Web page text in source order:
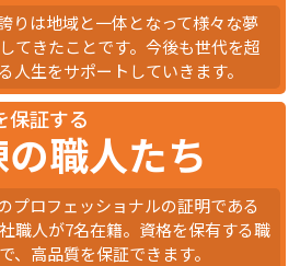
りは地域と一体となって様々な夢
てきたことです。今後も世代を超
人生をサポートしていきます。
保証する
職人たち
プロフェッショナルの証明である
職人が7名在籍。資格を保有する職
、高品質を保証できます。